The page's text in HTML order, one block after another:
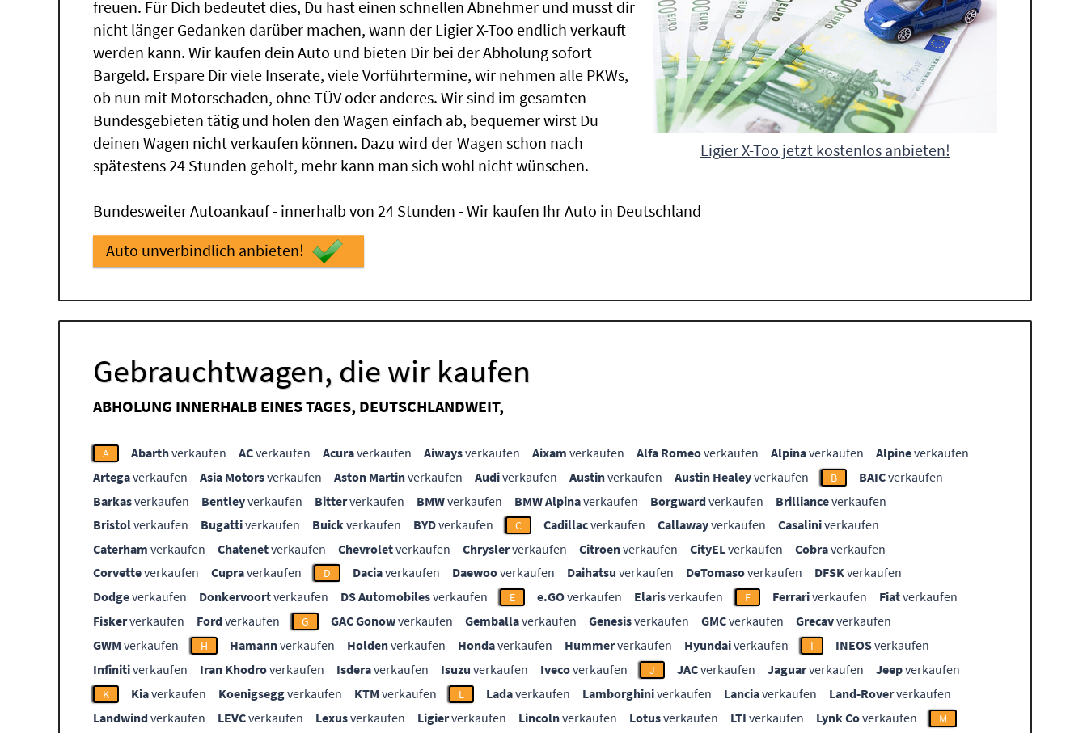
Ligier X-Too jetzt kostenlos anbieten!
freuen. Für Dich bedeutet dies, Du hast einen schnellen Abnehmer und musst dir
nicht länger Gedanken darüber machen, wann der Ligier X-Too endlich verkauft
werden kann. Wir kaufen dein Auto und bieten Dir bei der Abholung sofort
Bargeld. Erspare Dir viele Inserate, viele Vorführtermine, wir nehmen alle PKWs,
ob nun mit Motorschaden, ohne TÜV oder anderes. Wir sind im gesamten
Bundesgebieten tätig und holen den Wagen einfach ab, bequemer wirst Du
deinen Wagen nicht verkaufen können. Dazu wird der Wagen schon nach
spätestens 24 Stunden geholt, mehr kann man sich wohl nicht wünschen.
Bundesweiter Autoankauf - innerhalb von 24 Stunden - Wir kaufen Ihr Auto in Deutschland
Auto unverbindlich anbieten!
Gebrauchtwagen, die wir kaufen
ABHOLUNG INNERHALB EINES TAGES, DEUTSCHLANDWEIT,
A Abarthverkaufen ACverkaufen Acuraverkaufen Aiwaysverkaufen Aixam verkaufen Alfa Romeoverkaufen Alpinaverkaufen Alpineverkaufen
Artegaverkaufen Asia Motorsverkaufen Aston Martinverkaufen Audiverkaufen Austinverkaufen Austin Healeyverkaufen B BAICverkaufen
Barkasverkaufen Bentleyverkaufen Bitterverkaufen BMWverkaufen BMW Alpinaverkaufen Borgwardverkaufen Brillianceverkaufen
Bristolverkaufen Bugattiverkaufen Buickverkaufen BYDverkaufen C Cadillacverkaufen Callawayverkaufen Casaliniverkaufen
Caterham verkaufen Chatenetverkaufen Chevroletverkaufen Chryslerverkaufen Citroenverkaufen CityELverkaufen Cobraverkaufen
Corvetteverkaufen Cupraverkaufen D Daciaverkaufen Daewooverkaufen Daihatsu verkaufen DeTomasoverkaufen DFSKverkaufen
Dodgeverkaufen Donkervoortverkaufen DS Automobilesverkaufen E e.GOverkaufen Elarisverkaufen F Ferrariverkaufen Fiatverkaufen
Fiskerverkaufen Fordverkaufen G GAC Gonowverkaufen Gemballaverkaufen Genesisverkaufen GMCverkaufen Grecavverkaufen
GWM verkaufen H Hamannverkaufen Holdenverkaufen Hondaverkaufen Hummerverkaufen Hyundaiverkaufen I INEOSverkaufen
Infinitiverkaufen Iran Khodroverkaufen Isderaverkaufen Isuzu verkaufen Ivecoverkaufen J JACverkaufen Jaguarverkaufen Jeepverkaufen
K Kiaverkaufen Koenigseggverkaufen KTM verkaufen L Ladaverkaufen Lamborghiniverkaufen Lanciaverkaufen Land-Roververkaufen
Landwindverkaufen LEVCverkaufen Lexusverkaufen Ligierverkaufen Lincolnverkaufen Lotusverkaufen LTI verkaufen Lynk Coverkaufen M